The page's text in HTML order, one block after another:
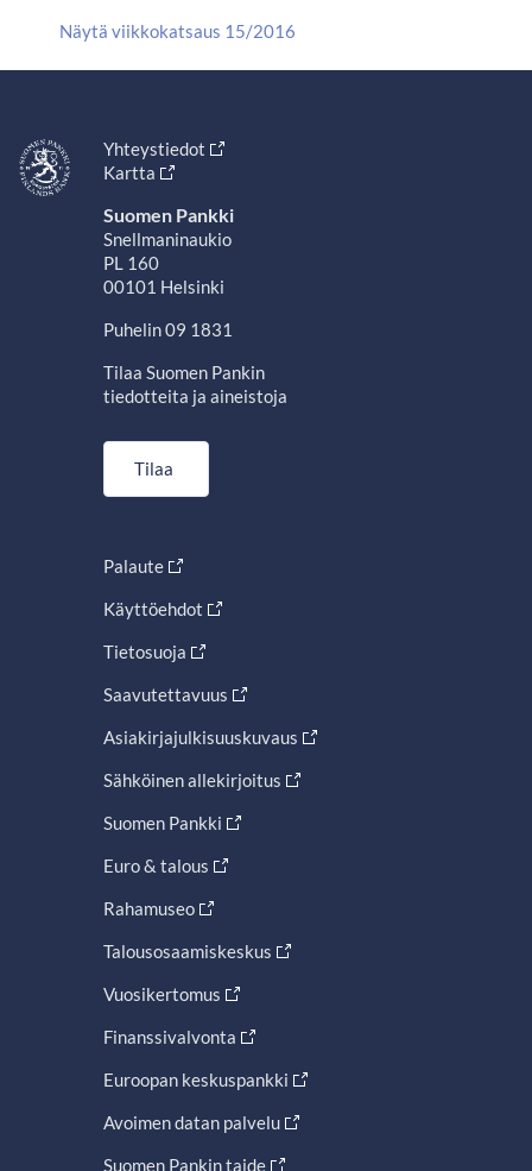
Näytä viikkokatsaus 15/2016
Yhteystiedot
Kartta
Suomen Pankki
Snellmaninaukio
PL 160
00101 Helsinki
Puhelin 09 1831
Tilaa Suomen Pankin
tiedotteita ja aineistoja
Tilaa
Palaute
Käyttöehdot
Tietosuoja
Saavutettavuus
Asiakirjajulkisuuskuvaus
Sähköinen allekirjoitus
Suomen Pankki
Euro & talous
Rahamuseo
Talousosaamiskeskus
Vuosikertomus
Finanssivalvonta
Euroopan keskuspankki
Avoimen datan palvelu
Suomen Pankin taide